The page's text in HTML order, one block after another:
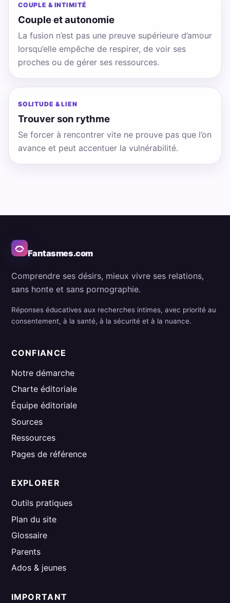
COUPLE & INTIMITÉ
Couple et autonomie
La fusion n’est pas une preuve supérieure d’amour
lorsqu’elle empêche de respirer, de voir ses
proches ou de gérer ses ressources.
SOLITUDE & LIEN
Trouver son rythme
Se forcer à rencontrer vite ne prouve pas que l’on
avance et peut accentuer la vulnérabilité.
Fantasmes.com
Comprendre ses désirs, mieux vivre ses relations,
sans honte et sans pornographie.
Réponses éducatives aux recherches intimes, avec priorité au
consentement, à la santé, à la sécurité et à la nuance.
CONFIANCE
Notre démarche
Charte éditoriale
Équipe éditoriale
Sources
Ressources
Pages de référence
EXPLORER
Outils pratiques
Plan du site
Glossaire
Parents
Ados & jeunes
IMPORTANT